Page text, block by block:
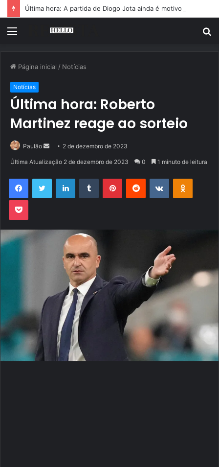
Menu
Página inicial / Notícias
Notícias
Última hora: Roberto
Martinez reage ao sorteio
Paulão
Mande
mail
2 de dezembro de 2023
Última Atualização 2 de dezembro de 2023 0 1 minuto de leitura
FacebookTwitter LinkedinTumblr PinterestReddit VK OK
Pocket